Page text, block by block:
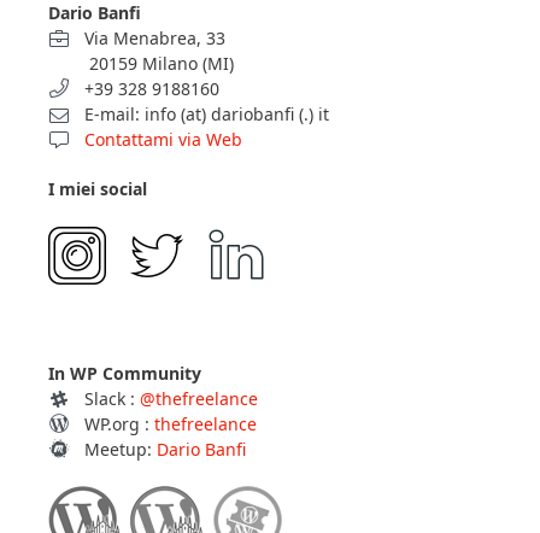
Dario Banfi
Via Menabrea, 33
20159 Milano (MI)
+39 328 9188160
E-mail: info (at) dariobanfi (.) it
Contattami via Web
I miei social
In WP Community
Slack : @thefreelance
WP.org : thefreelance
Meetup: Dario Banfi